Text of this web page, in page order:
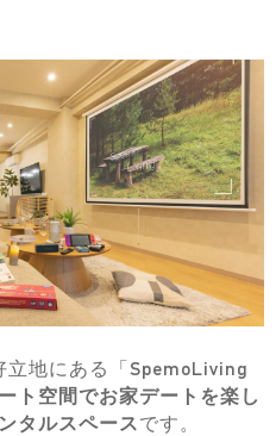
地にある「SpemoLiving
ト空間でお家デートを楽し
タルスペースです。